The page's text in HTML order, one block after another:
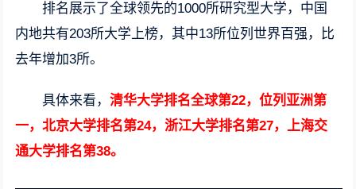
排名展示了全球领先的1000所研究型大学，中国
内地共有203所大学上榜，其中13所位列世界百强，比
去年增加3所。
具体来看，清华大学排名全球第22，位列亚洲第
一，北京大学排名第24，浙江大学排名第27，上海交
通大学排名第38。